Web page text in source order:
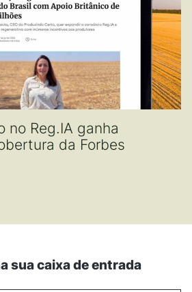
no Reg.IA ganha
da Forbes
sua caixa de entrada